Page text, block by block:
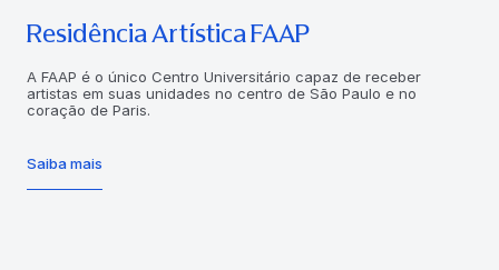
Residência Artística FAAP
A FAAP é o único Centro Universitário capaz de receber
artistas em suas unidades no centro de São Paulo e no
coração de Paris.
Saiba mais